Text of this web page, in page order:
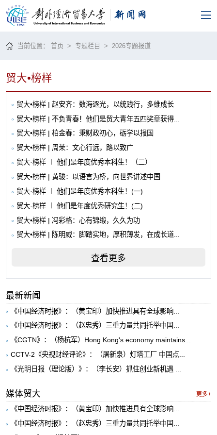
当前位置：首页 >专题栏目 > 2026专题报道
贸大•榜样
贸大•榜样 | 赵安齐：数海逐光，以统践行，多维成长
贸大•榜样 | 不负青春！他们是贸大青年五四奖章获得...
贸大•榜样 | 柏金春：秉财政初心，砺学以报国
贸大•榜样 | 周茉：文心行远，路以致广
贸大·榜样 ︱ 他们是年度优秀本科生！（二）
贸大•榜样 | 黄骏：以语言为桥，向世界讲述中国
贸大·榜样 ︱ 他们是年度优秀本科生！(一)
贸大·榜样 ︱ 他们是年度优秀研究生！(二)
贸大•榜样 | 冯彩格：心有锦缎，久久为功
贸大•榜样 | 陈明威：脚踏实地，厚积薄发，在成长道...
查看更多
最新新闻
《中国经济时报》：（黄宝印）加快推进具有全球影响...
《中国经济时报》：（赵忠秀）三重力量共同托举中国...
《CGTN》：（杨杭军）Hong Kong's economy maintains...
CCTV-2《央视财经评论》：（屠新泉）灯塔工厂 中国点...
《光明日报（理论版）》：（李长安）抓住创业新机遇 ...
媒体贸大 更多+
《中国经济时报》：（黄宝印）加快推进具有全球影响...
《中国经济时报》：（赵忠秀）三重力量共同托举中国...